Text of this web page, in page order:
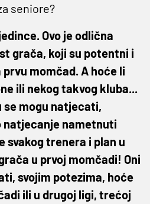
seniore?
Ovo je odlična
grača, koji su potentni i
momčad. A hoće li
ili nekog takvog kluba...
se mogu natjecati,
natjecanje nametnuti
svakog trenera i plan u
u prvoj momčadi! Oni
svojim potezima, hoće
ili u drugoj ligi, trećoj